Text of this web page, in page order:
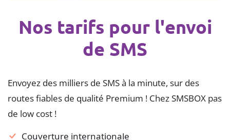
Nos tarifs pour l'envoi
de SMS
Envoyez des milliers de SMS à la minute, sur des
routes fiables de qualité Premium ! Chez SMSBOX pas
de low cost !
Couverture internationale